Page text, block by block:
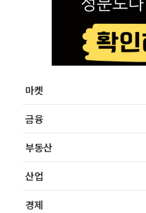
마켓
금융
부동산
산업
경제